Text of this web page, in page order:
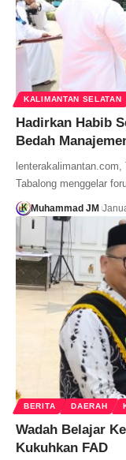
KALIMANTAN SELATAN
Hadirkan Habib
Bedah
Tabalong menggelar
Muhammad JM
BERITA DAERAH
Wadah Belajar
Kukuhkan FAD